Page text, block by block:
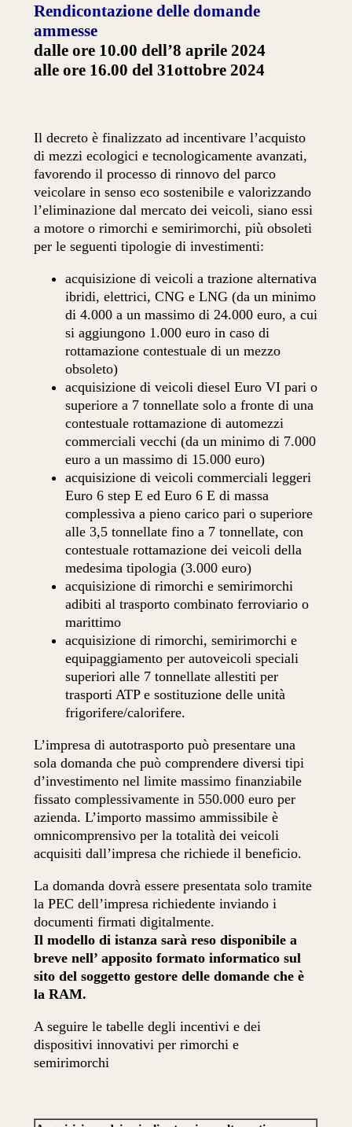
Rendicontazione delle domande
ammesse
dalle ore 10.00 dell’8 aprile 2024
alle ore 16.00 del 31ottobre 2024
Il decreto è finalizzato ad incentivare l’acquisto
di mezzi ecologici e tecnologicamente avanzati,
favorendo il processo di rinnovo del parco
veicolare in senso eco sostenibile e valorizzando
l’eliminazione dal mercato dei veicoli, siano essi
a motore o rimorchi e semirimorchi, più obsoleti
per le seguenti tipologie di investimenti:
acquisizione di veicoli a trazione alternativa
ibridi, elettrici, CNG e LNG (da un minimo
di 4.000 a un massimo di 24.000 euro, a cui
si aggiungono 1.000 euro in caso di
rottamazione contestuale di un mezzo
obsoleto)
acquisizione di veicoli diesel Euro VI pari o
superiore a 7 tonnellate solo a fronte di una
contestuale rottamazione di automezzi
commerciali vecchi (da un minimo di 7.000
euro a un massimo di 15.000 euro)
acquisizione di veicoli commerciali leggeri
Euro 6 step E ed Euro 6 E di massa
complessiva a pieno carico pari o superiore
alle 3,5 tonnellate fino a 7 tonnellate, con
contestuale rottamazione dei veicoli della
medesima tipologia (3.000 euro)
acquisizione di rimorchi e semirimorchi
adibiti al trasporto combinato ferroviario o
marittimo
acquisizione di rimorchi, semirimorchi e
equipaggiamento per autoveicoli speciali
superiori alle 7 tonnellate allestiti per
trasporti ATP e sostituzione delle unità
frigorifere/calorifere.
L’impresa di autotrasporto può presentare una
sola domanda che può comprendere diversi tipi
d’investimento nel limite massimo finanziabile
fissato complessivamente in 550.000 euro per
azienda. L’importo massimo ammissibile è
omnicomprensivo per la totalità dei veicoli
acquisiti dall’impresa che richiede il beneficio.
La domanda dovrà essere presentata solo tramite
la PEC dell’impresa richiedente inviando i
documenti firmati digitalmente.
Il modello di istanza sarà reso disponibile a
breve nell’ apposito formato informatico sul
sito del soggetto gestore delle domande che è
la RAM.
A seguire le tabelle degli incentivi e dei
dispositivi innovativi per rimorchi e
semirimorchi